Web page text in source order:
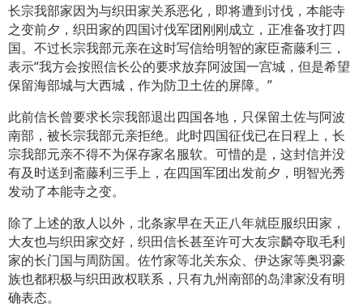
长宗我部家因为与织田家关系恶化，即将遭到讨伐，本能寺
之变前夕，织田家的四国讨伐军团刚刚成立，正准备攻打四
国。不过长宗我部元亲在这时写信给明智的家臣斋藤利三，
表示“我方会按照信长公的要求放弃阿波国一宫城，但是希望
保留海部城与大西城，作为防卫土佐的屏障。”
此前信长曾要求长宗我部退出四国各地，只保留土佐与阿波
南部，被长宗我部元亲拒绝。此时四国征伐已在日程上，长
宗我部元亲不得不为保存家名服软。可惜的是，这封信并没
有及时送到斋藤利三手上，在四国军团出发前夕，明智光秀
发动了本能寺之变。
除了上述的敌人以外，北条家早在天正八年就臣服织田家，
大友也与织田家交好，织田信长甚至许可大友宗麟夺取毛利
家的长门国与周防国。佐竹家等北关东众、伊达家等奥羽豪
族也都积极与织田政权联系，只有九州南部的岛津家没有明
确表态。